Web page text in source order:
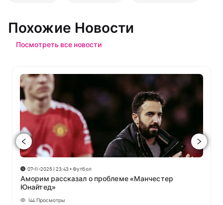
Похожие Новости
Посмотреть все новости
07-11-2025 | 23:43 •Футбол
Аморим рассказал о проблеме «Манчестер
Юнайтед»
144 Просмотры